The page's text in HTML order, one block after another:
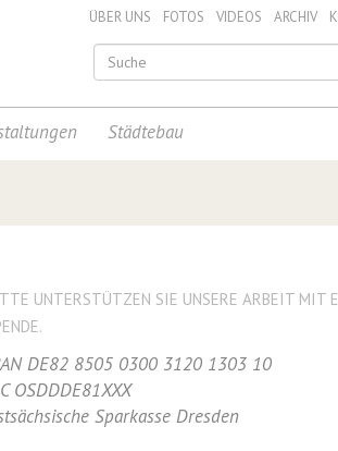
ÜBER UNS FOTOS VIDEOS ARCHIV
Städtebau
UNTERSTÜTZEN SIE UNSERE ARBEIT MIT
DE82 8505 0300 3120 1303 10
OSDDDE81XXX
Sparkasse Dresden